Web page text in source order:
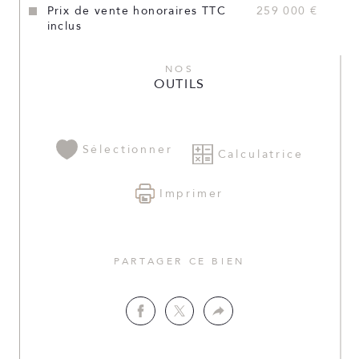
Prix de vente honoraires TTC
inclus
259 000 €
NOS
OUTILS
Sélectionner Calculatrice
Imprimer
PARTAGER CE BIEN